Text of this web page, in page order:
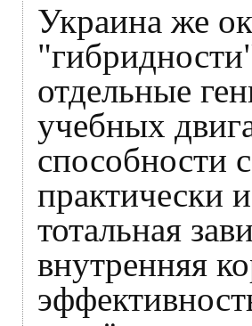
Украина же
отдельные
учебных
способности
практически
тотальная
внутренняя